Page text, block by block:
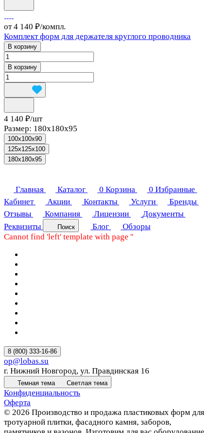
от 4 140 ₽/компл.
Комплект форм для держателя круглого проводника
В корзину
В корзину
4 140 ₽/шт
Размер: 180х180х95
100x100x90
125x125x100
180х180х95
Главная Каталог 0 Корзина 0 Избранные
Кабинет
Акции Контакты Услуги
Бренды
Отзывы
Компания Лицензии
Документы
Реквизиты
Поиск Блог
Обзоры
Cannot find 'left' template with page ''
8 (800) 333-16-86
op@lobas.su
г. Нижний Новгород, ул. Правдинская 16
Темная тема Светлая тема
Конфиденциальность
Оферта
© 2026 Производство и продажа пластиковых форм для
тротуарной плитки, фасадного камня, заборов,